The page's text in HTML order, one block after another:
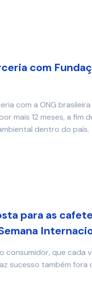
com
com a ONG
mais 12 meses, a fim
dentro do país.
para as
que cada
sucesso também fora